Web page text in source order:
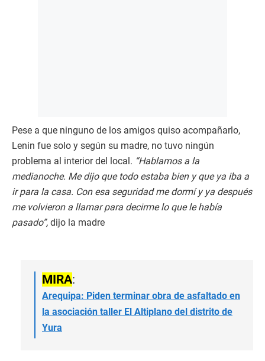
Pese a que ninguno de los amigos quiso acompañarlo,
Lenin fue solo y según su madre, no tuvo ningún
problema al interior del local. “Hablamos a la
medianoche. Me dijo que todo estaba bien y que ya iba a
ir para la casa. Con esa seguridad me dormí y ya después
me volvieron a llamar para decirme lo que le había
pasado”, dijo la madre
MIRA:
Arequipa: Piden terminar obra de asfaltado en
la asociación taller El Altiplano del distrito de
Yura